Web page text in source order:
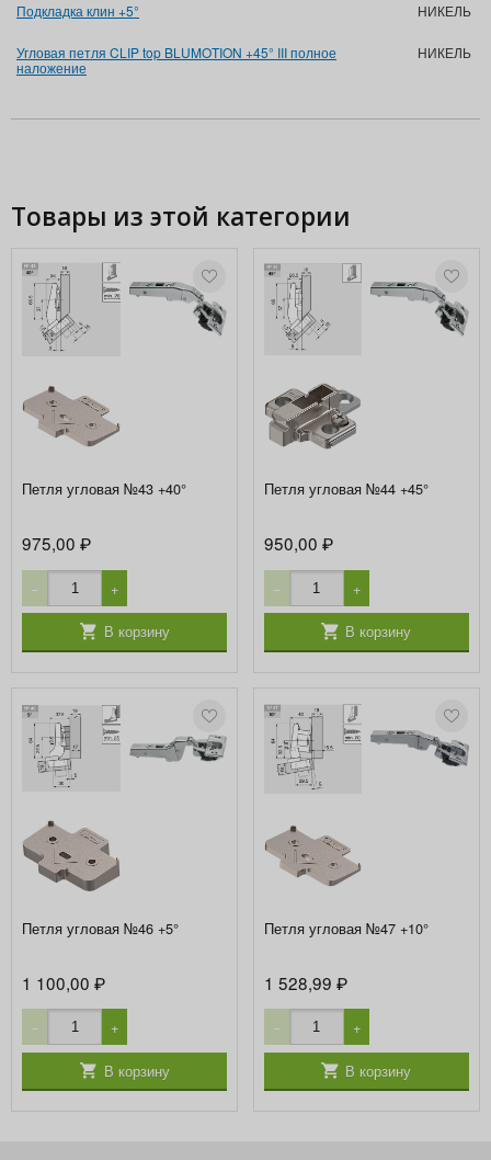
Подкладка клин +5°
НИКЕЛЬ
Угловая петля CLIP top BLUMOTION +45° III полное
наложение
НИКЕЛЬ
Товары из этой категории
Петля угловая №43 +40°
975,00₽
− +
В корзину
Петля угловая №44 +45°
950,00 ₽
− +
В корзину
Петля угловая №46 +5°
1 100,00₽
− +
В корзину
Петля угловая №47 +10°
1 528,99 ₽
− +
В корзину